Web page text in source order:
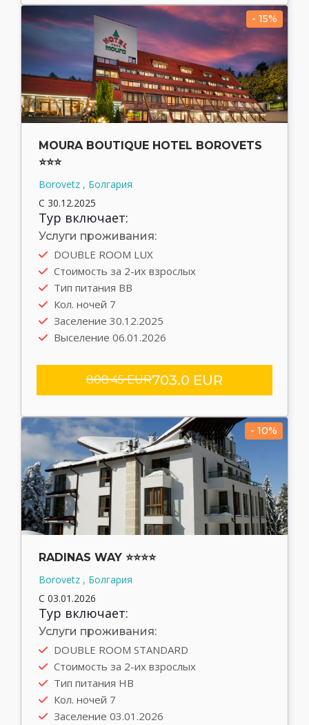
- 15%
MOURA BOUTIQUE HOTEL BOROVETS
⭐⭐⭐
Borovetz , Болгария
С 30.12.2025
Тур включает:
Услуги проживания:
DOUBLE ROOM LUX
Стоимость за 2-их взрослых
Тип питания BB
Кол. ночей 7
Заселение 30.12.2025
Выселение 06.01.2026
808.45 EUR703.0 EUR
- 10%
RADINAS WAY ⭐⭐⭐⭐
Borovetz , Болгария
С 03.01.2026
Тур включает:
Услуги проживания:
DOUBLE ROOM STANDARD
Стоимость за 2-их взрослых
Тип питания HB
Кол. ночей 7
Заселение 03.01.2026